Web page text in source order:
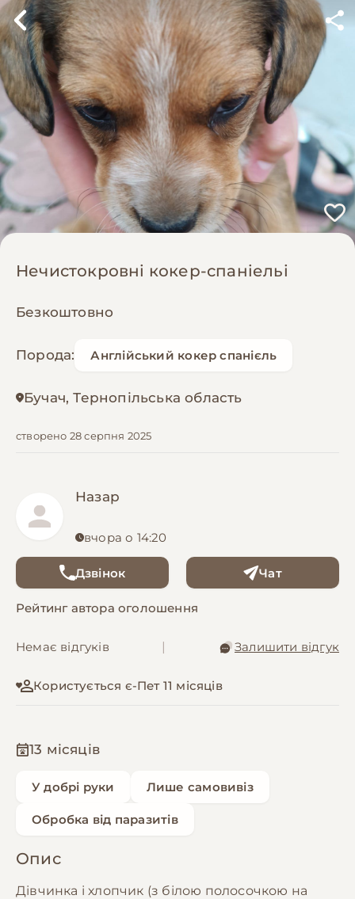
Нечистокровні кокер-спаніельі
Безкоштовно
Порода: Англійський кокер спанієль
Бучач, Тернопільська область
створено 28 серпня 2025
Назар
вчора о 14:20
Дзвінок Чат
Рейтинг автора оголошення
Немає відгуків Залишити відгук
Користується є-Пет 11 місяців
13 місяців
У добрі руки Лише самовивіз
Обробка від паразитів
Опис
Дівчинка і хлопчик (з білою полосочкою на